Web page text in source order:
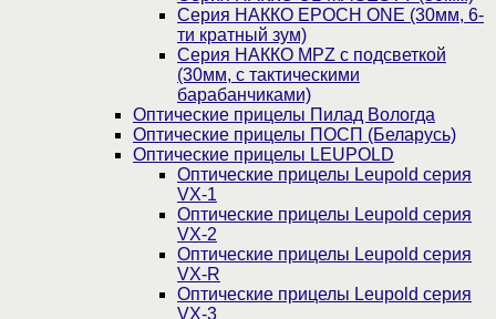
Серия НАККО EPOCH ONE (30мм, 6-
ти кратный зум)
Серия НАККО MPZ с подсветкой
(30мм, c тактическими
барабанчиками)
Оптические прицелы Пилад Вологда
Оптические прицелы ПОСП (Беларусь)
Оптические прицелы LEUPOLD
Оптические прицелы Leupold серия
VX-1
Оптические прицелы Leupold серия
VX-2
Оптические прицелы Leupold серия
VX-R
Оптические прицелы Leupold серия
VX-3